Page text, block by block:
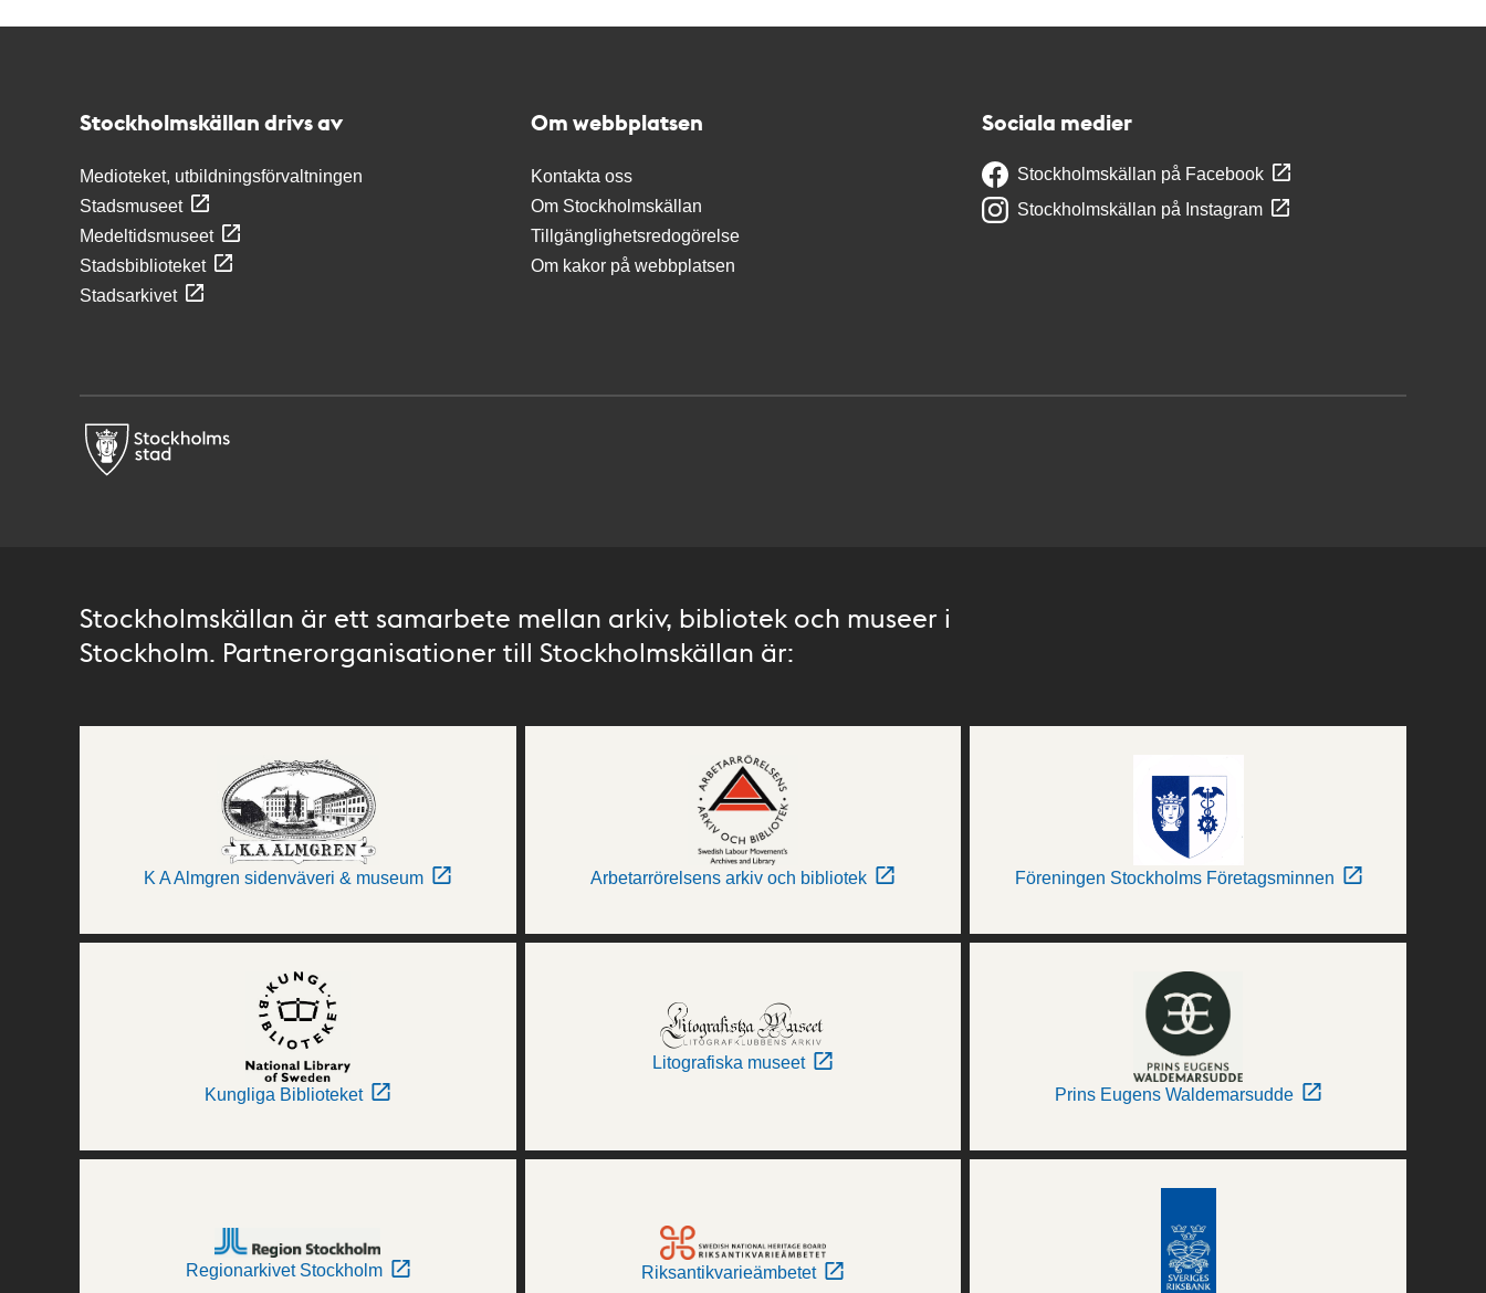
Stockholmskällan drivs av
Medioteket, utbildningsförvaltningen
Stadsmuseet
Medeltidsmuseet
Stadsbiblioteket
Stadsarkivet
Om webbplatsen
Kontakta oss
Om Stockholmskällan
Tillgänglighetsredogörelse
Om kakor på webbplatsen
Sociala medier
Stockholmskällan på Facebook
Stockholmskällan på Instagram
Stockholmskällan är ett samarbete mellan arkiv, bibliotek och museer i
Stockholm. Partnerorganisationer till Stockholmskällan är:
K A Almgren sidenväveri & museum Arbetarrörelsens arkiv och bibliotek Föreningen Stockholms Företagsminnen
Kungliga Biblioteket
Litografiska museet
Prins Eugens Waldemarsudde
Regionarkivet Stockholm Riksantikvarieämbetet